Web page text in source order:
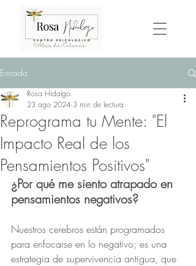
Entrada
Reprograma tu Mente: "El
Impacto Real de los
Pensamientos Positivos"
Rosa Hidalgo
23 ago 2024 3 min de lectura
¿Por qué me siento atrapado en
pensamientos negativos?
Nuestros cerebros están programados
para enfocarse en lo negativo; es una
estrategia de supervivencia antigua, que